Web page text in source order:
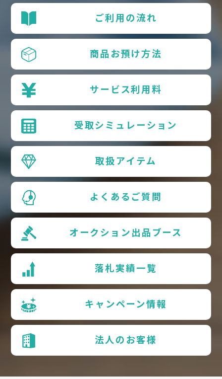
ご利用の流れ
商品お預け方法
サービス利用料
受取シミュレーション
取扱アイテム
よくあるご質問
オークション出品ブース
落札実績一覧
キャンペーン情報
法人のお客様